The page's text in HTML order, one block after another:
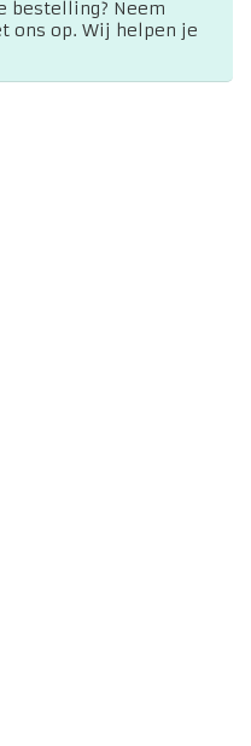
bestelling? Neem
ons op. Wij helpen je